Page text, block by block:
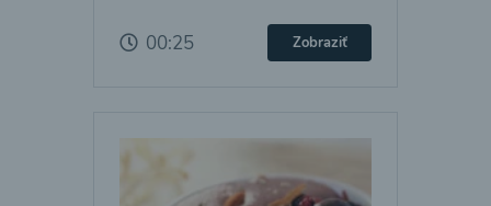
00:25 Zobraziť